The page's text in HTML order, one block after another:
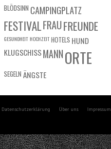
BLÖDSINN CAMPINGPLATZ
FESTIVALFRAUFREUNDE
GESUNDHEIT HOCHZEITHOTELS HUND
KLUGSCHISSMANNORTE
SEGELN ÄNGSTE
Datenschutzerklärung Über uns Impressum